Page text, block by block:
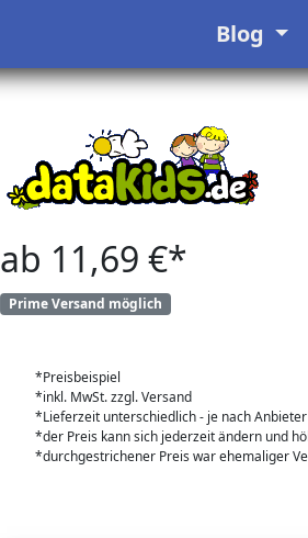
Blog
ab 11,69 €*
Prime Versand möglich
*Preisbeispiel
*inkl. MwSt. zzgl. Versand
*Lieferzeit unterschiedlich - je nach Anbieter
*der Preis kann sich jederzeit ändern und
*durchgestrichener Preis war ehemaliger